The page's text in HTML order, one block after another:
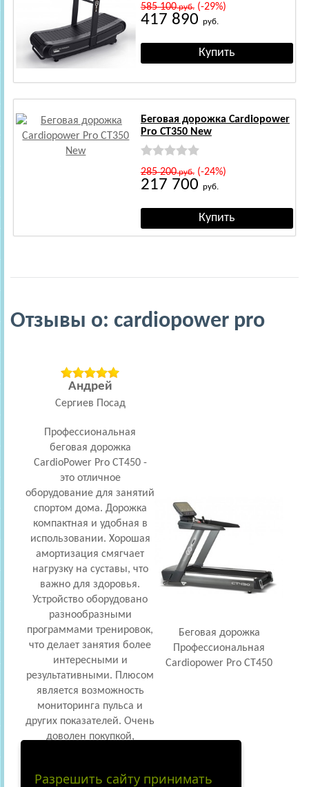
585 100руб.(-29%)
417 890 руб.
Беговая дорожка Cardiopower
Pro CT350 New
285 200руб.(-24%)
217 700 руб.
Отзывы о: cardiopower pro
Андрей
Сергиев Посад
Профессиональная
беговая дорожка
CardioPower Pro CT450 -
это отличное
оборудование для занятий
спортом дома. Дорожка
компактная и удобная в
использовании. Хорошая
амортизация смягчает
нагрузку на суставы, что
важно для здоровья.
Устройство оборудовано
разнообразными
программами тренировок,
что делает занятия более
интересными и
результативными. Плюсом
является возможность
мониторинга пульса и
других показателей. Очень
доволен покупкой,
физической форме!
Беговая дорожка
Профессиональная
Cardiopower Pro CT450
Разрешить сайту принимать